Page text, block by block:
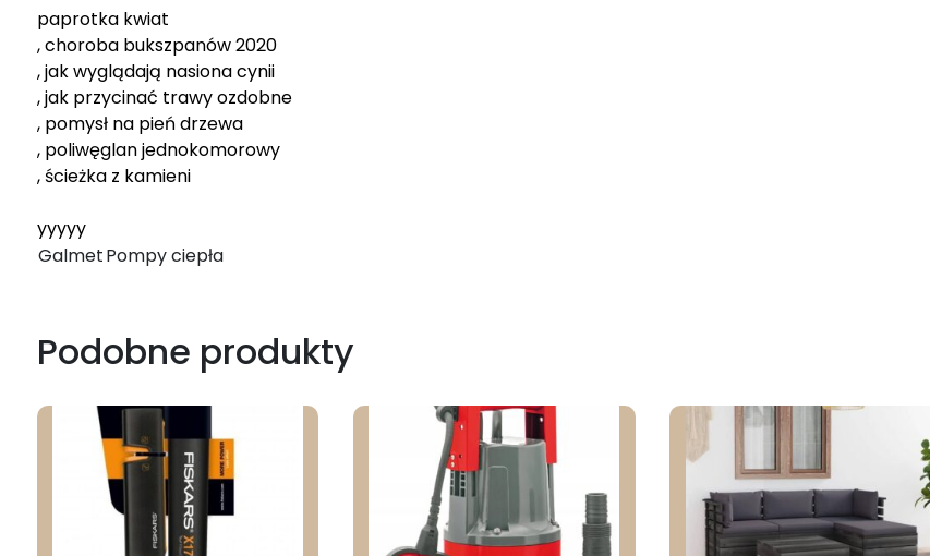
paprotka kwiat
, choroba bukszpanów 2020
, jak wyglądają nasiona cynii
, jak przycinać trawy ozdobne
, pomysł na pień drzewa
, poliwęglan jednokomorowy
, ścieżka z kamieni
yyyyy
GalmetPompy ciepła
Podobne produkty